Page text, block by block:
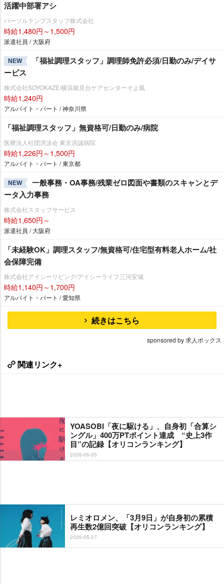
活躍中部署アシ
パーソルテンプスタッフ株式会社
時給1,480円～1,500円
派遣社員 / 大阪府
NEW
「福祉調理スタッフ」調理師免許必須/日勤のみ/デイサ
ービス
株式会社SOYOKAZE/横浜能見台ケアセンターそよ風
時給1,240円
アルバイト・パート / 神奈川県
「福祉調理スタッフ」無資格可/日勤のみ/病院
医療法人社団洪泳会 東京洪誠病院
時給1,226円～1,500円
アルバイト・パート / 東京都
NEW
一般事務・OA事務/残業ゼロ図面や書類のスキャンとデ
ータ入力事務
株式会社スタッフサービス
時給1,650円～
派遣社員 / 大阪府
「未経験OK」調理スタッフ/無資格可/住宅型有料老人ホーム/社
会保障完備
株式会社アイシーリビング/アイシーライフ三河安城
時給1,140円～1,700円
アルバイト・パート / 愛知県
続きはこちら
sponsored by 求人ボックス
関連リンク+
YOASOBI「夜に駆ける」、自身初「合算シ
ングル」400万PTポイント達成 “史上3作
目”の記録【オリコンランキング】
2026-06-05
レミオロメン、「3月9日」が自身初の累積
再生数2億回突破【オリコンランキング】
2026-05-27